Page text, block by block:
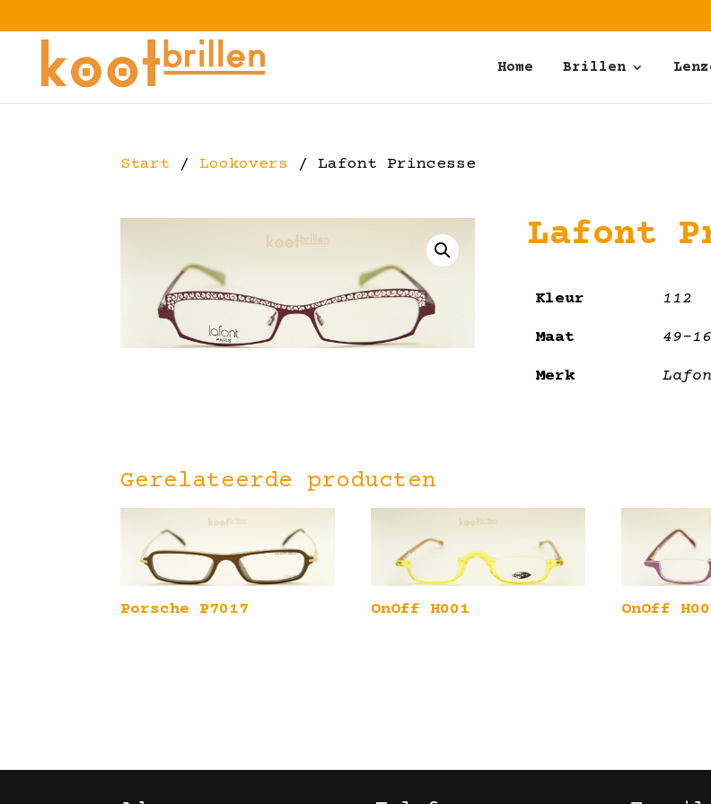
Home Brillen
Start /Lookovers / Lafont Princesse
Lafont
Kleur 112
Maat 49-16
Merk
Gerelateerde producten
Porsche P7017 OnOff H001 OnOff